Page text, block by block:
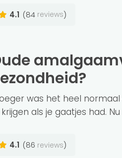
4.1 (84 reviews)
je
was het heel
als je gaatjes had.
4.1 (86 reviews)